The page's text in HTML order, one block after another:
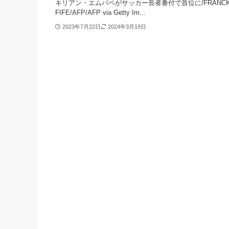
キリアン・エムバペがサッカー長者番付で首位に/
FIFE/AFP/AFP via Getty Im...
2023年7月22日 2024年3月19日